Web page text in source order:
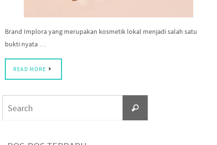
Brand Implora yang merupakan kosmetik lokal menjadi salah satu
bukti nyata …
READ MORE
Search